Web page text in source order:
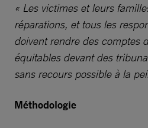
« Les victimes et leurs
réparations, et tous les
doivent rendre des comptes
équitables devant des
sans recours possible à la
Méthodologie